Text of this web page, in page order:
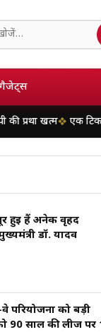
गैजेट्स
एक टिकट पर
हुई हैं अनेक वृहद
डॉ. यादव
वे परियोजना को बड़ी
90 साल की लीज पर